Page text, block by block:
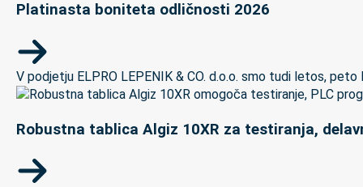
Platinasta boniteta odličnosti 2026
V podjetju ELPRO LEPENIK & CO. d.o.o. smo tudi letos,
Robustna tablica Algiz 10XR za testiranja,